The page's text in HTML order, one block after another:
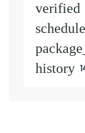
verified
schedule
history